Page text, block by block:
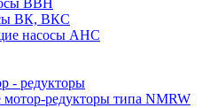
ВВН
ВК, ВКС
насосы АНС
- редукторы
мотор-редукторы типа NMRW